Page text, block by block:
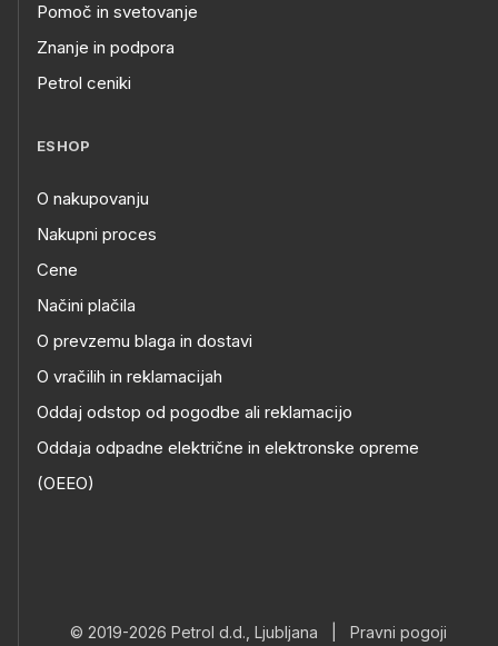
Pomoč in svetovanje
Znanje in podpora
Petrol ceniki
ESHOP
O nakupovanju
Nakupni proces
Cene
Načini plačila
O prevzemu blaga in dostavi
O vračilih in reklamacijah
Oddaj odstop od pogodbe ali reklamacijo
Oddaja odpadne električne in elektronske opreme
(OEEO)
© 2019-2026 Petrol d.d., Ljubljana Pravni pogoji